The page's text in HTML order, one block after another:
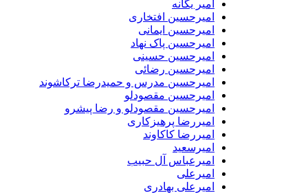
امیر یگانه
امیرحسین افتخاری
امیرحسین ایمانی
امیرحسین پاک نهاد
امیرحسین حسینی
امیرحسین رضائی
امیرحسین مدرس و حمیدرضا ترکاشوند
امیرحسین مقصودلو
امیرحسین مقصودلو و رضا پیشرو
امیررضا پرهیزکاری
امیررضا کاکاوند
امیرسعید
امیرعباس آل حبیب
امیرعلی
امیرعلی بهادری